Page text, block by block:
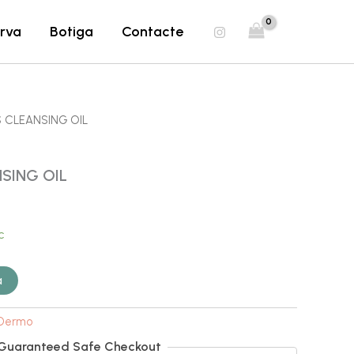
Botiga Contacte
OIL
OIL
Safe Checkout
OIL